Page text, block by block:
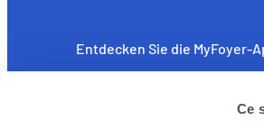
Ce
Entdecken Sie die MyFoyer-
Erstattung medizinischer Kosten.